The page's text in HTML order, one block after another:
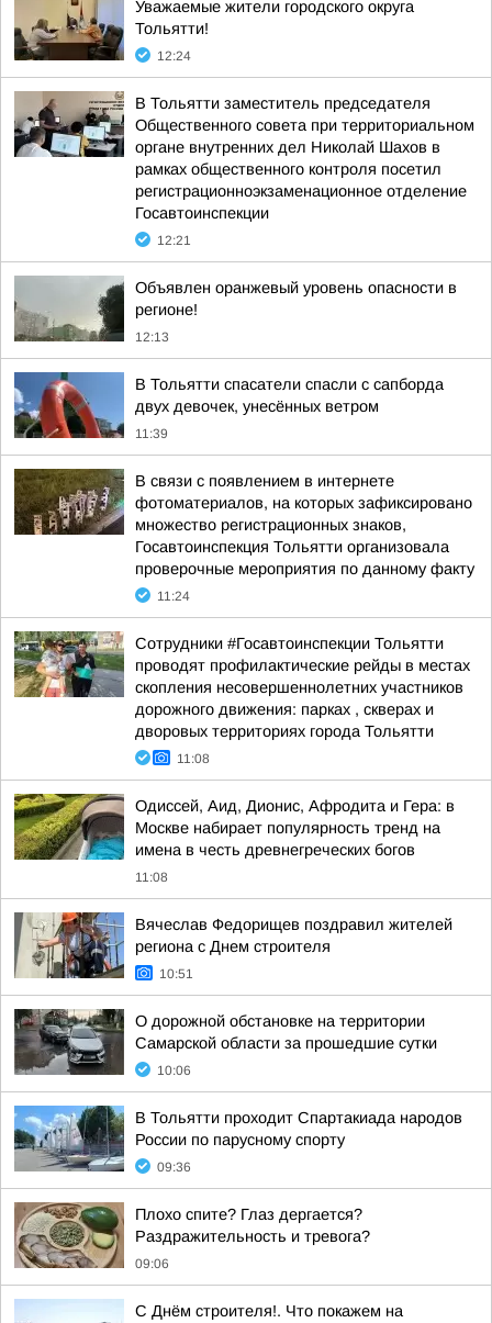
Уважаемые жители городского округа
Тольятти!
12:24
В Тольятти заместитель председателя
Общественного совета при территориальном
органе внутренних дел Николай Шахов в
рамках общественного контроля посетил
регистрационноэкзаменационное отделение
Госавтоинспекции
12:21
Объявлен оранжевый уровень опасности в
регионе!
12:13
В Тольятти спасатели спасли с сапборда
двух девочек, унесённых ветром
11:39
В связи с появлением в интернете
фотоматериалов, на которых зафиксировано
множество регистрационных знаков,
Госавтоинспекция Тольятти организовала
проверочные мероприятия по данному факту
11:24
Сотрудники #Госавтоинспекции Тольятти
проводят профилактические рейды в местах
скопления несовершеннолетних участников
дорожного движения: парках , скверах и
дворовых территориях города Тольятти
11:08
Одиссей, Аид, Дионис, Афродита и Гера: в
Москве набирает популярность тренд на
имена в честь древнегреческих богов
11:08
Вячеслав Федорищев поздравил жителей
региона с Днем строителя
10:51
О дорожной обстановке на территории
Самарской области за прошедшие сутки
10:06
В Тольятти проходит Спартакиада народов
России по парусному спорту
09:36
Плохо спите? Глаз дергается?
Раздражительность и тревога?
09:06
С Днём строителя!. Что покажем на